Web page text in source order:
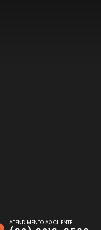
ATENDIMENTO AO CLIENTE